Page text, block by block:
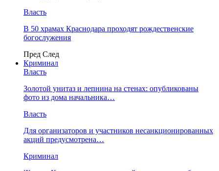
Власть
В 50 храмах Краснодара проходят рождественские
богослужения
Пред След
Криминал
Власть
​Золотой унитаз и лепнина на стенах: опубликованы
фото из дома начальника…
Власть
Для организаторов и участников несанкционированных
акций предусмотрена…
Криминал